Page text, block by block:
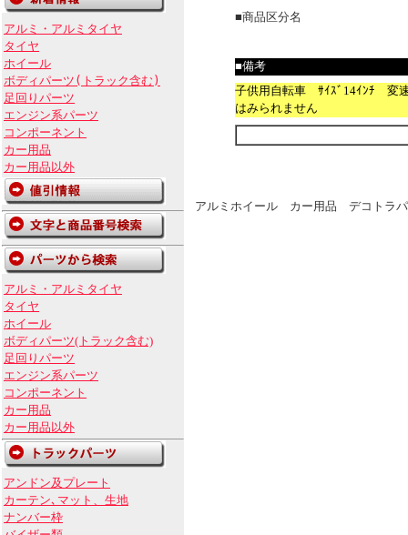
アルミ・アルミタイヤ
タイヤ
ホイール
ボディパーツ(トラック含む)
足回りパーツ
エンジン系パーツ
コンポーネント
カー用品
カー用品以外
アルミ・アルミタイヤ
タイヤ
ホイール
ボディパーツ(トラック含む)
足回りパーツ
エンジン系パーツ
コンポーネント
カー用品
カー用品以外
アンドン及プレート
カーテン､マット、生地
ナンバー枠
■商品区分名
■備考
子供用自転車 ｻｲｽﾞ14ｲﾝﾁ 変
はみられません
アルミホイール カー用品 デコトラ